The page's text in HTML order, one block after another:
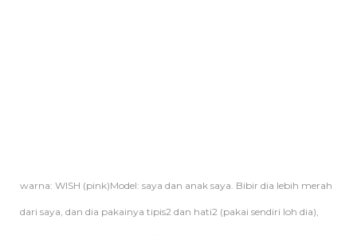
warna: WISH (pink)Model: saya dan anak saya. Bibir dia lebih merah
dari saya, dan dia pakainya tipis2 dan hati2 (pakai sendiri loh dia),